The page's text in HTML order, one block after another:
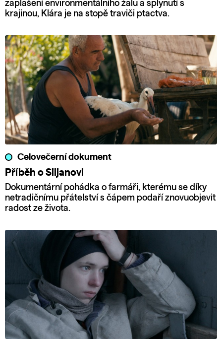
zaplašení environmentálního žalu a splynutí s
krajinou, Klára je na stopě traviči ptactva.
Celovečerní dokument
Příběh o Siljanovi
Dokumentární pohádka o farmáři, kterému se díky
netradičnímu přátelství s čápem podaří znovuobjevit
radost ze života.